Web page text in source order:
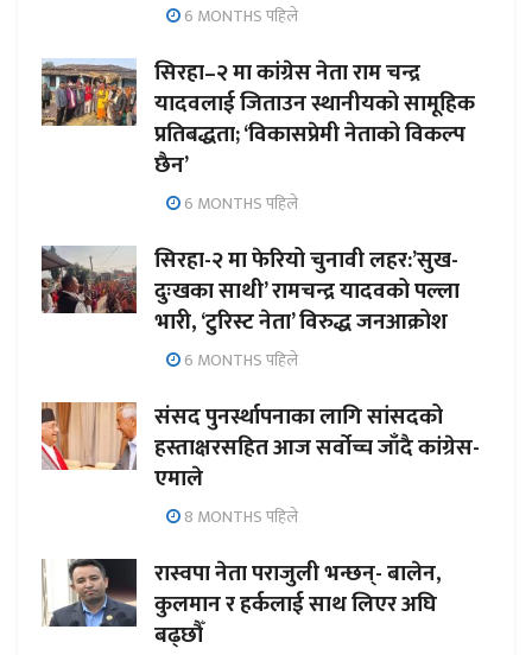
6 MONTHS पहिले
सिरहा–२ मा कांग्रेस नेता राम चन्द्र
यादवलाई जिताउन स्थानीयको सामूहिक
प्रतिबद्धता; ‘विकासप्रेमी नेताको विकल्प
छैन’
6 MONTHS पहिले
सिरहा-२ मा फेरियो चुनावी लहर:’सुख-
दुःखका साथी’ रामचन्द्र यादवको पल्ला
भारी, ‘टुरिस्ट नेता’ विरुद्ध जनआक्रोश
6 MONTHS पहिले
संसद पुनर्स्थापनाका लागि सांसदको
हस्ताक्षरसहित आज सर्वोच्च जाँदै कांग्रेस-
एमाले
8 MONTHS पहिले
रास्वपा नेता पराजुली भन्छन्- बालेन,
कुलमान र हर्कलाई साथ लिएर अघि
बढ्छौँ